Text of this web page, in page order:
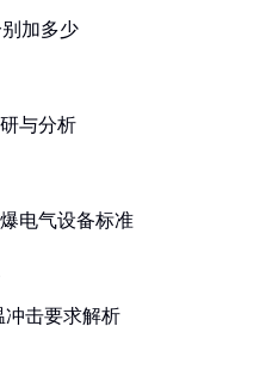
加多少
与分析
电气设备标准
冲击要求解析